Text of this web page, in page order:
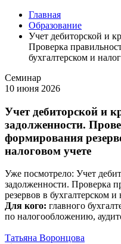
Главная
Образование
Учет дебиторской и
Проверка
бухгалтерском и
Семинар
10 июня 2026
Учет дебиторской и
задолженности.
формирования
налоговом учете
Уже посмотрело: Учет
задолженности. Проверка
резервов в бухгалтерском
Для кого: главного
по налогообложению,
Татьяна Воронцова